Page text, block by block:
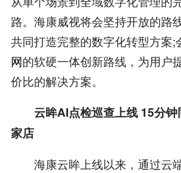
路。海康威视将会坚持开放的路
共同打造完整的数字化转型方案;
网的软硬一体创新路线，为用户
价比的解决方案。
云眸AI点检巡查上线 15分
家店
海康云眸上线以来，通过云